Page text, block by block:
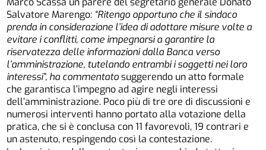
Salvatore Marengo: “Ritengo opportuno che il sindaco
prenda in considerazione l’idea di adottare misure volte a
evitare i conflitti, come impegnarsi a garantire la
riservatezza delle informazioni dalla Banca verso
l’amministrazione, tutelando entrambi i soggetti nei loro
interessi”, ha commentatosuggerendo un atto formale
che garantisca l’impegno ad agire negli interessi
dell’amministrazione. Poco più di tre ore di discussioni e
numerosi interventi hanno portato alla votazione della
pratica, che si è conclusa con 11 favorevoli, 19 contrari e
un astenuto, respingendo così la contestazione.